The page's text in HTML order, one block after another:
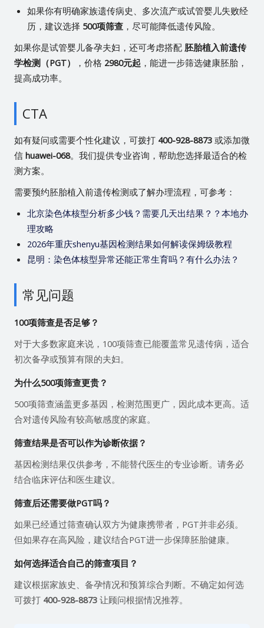
如果你有明确家族遗传病史、多次流产或试管婴儿失败经
历，建议选择 500项筛查，尽可能降低遗传风险。
如果你是试管婴儿备孕夫妇，还可考虑搭配 胚胎植入前遗传
学检测（PGT）
，价格 2980元起 ，能进一步筛选健康胚胎，
提高成功率。
CTA
如有疑问或需要个性化建议，可拨打 400-928-8873或添加微
信 huawei-068。我们提供专业咨询，帮助您选择最适合的检
测方案。
需要预约胚胎植入前遗传检测或了解办理流程，可参考：
北京染色体核型分析多少钱？需要几天出结果？？本地办
理攻略
2026年重庆shenyu基因检测结果如何解读保姆级教程
昆明：染色体核型异常还能正常生育吗？有什么办法？
常见问题
100项筛查是否足够？
对于大多数家庭来说，100项筛查已能覆盖常见遗传病，适合
初次备孕或预算有限的夫妇。
为什么500项筛查更贵？
500项筛查涵盖更多基因，检测范围更广，因此成本更高。适
合对遗传风险有较高敏感度的家庭。
筛查结果是否可以作为诊断依据？
基因检测结果仅供参考，不能替代医生的专业诊断。请务必
结合临床评估和医生建议。
筛查后还需要做PGT吗？
如果已经通过筛查确认双方为健康携带者，PGT并非必须。
但如果存在高风险，建议结合PGT进一步保障胚胎健康。
如何选择适合自己的筛查项目？
建议根据家族史、备孕情况和预算综合判断。不确定如何选
可拨打 400-928-8873让顾问根据情况推荐。